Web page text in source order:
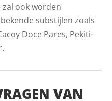
zal ook worden
substijlen zoals
Doce Pares, Pekiti-
VAN